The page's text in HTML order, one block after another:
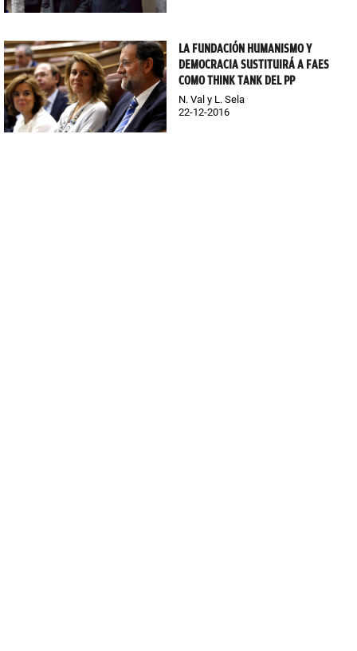
LA FUNDACIÓN HUMANISMO Y
DEMOCRACIA SUSTITUIRÁ A FAES
COMO THINK TANK DEL PP
N. Val y L. Sela
22-12-2016